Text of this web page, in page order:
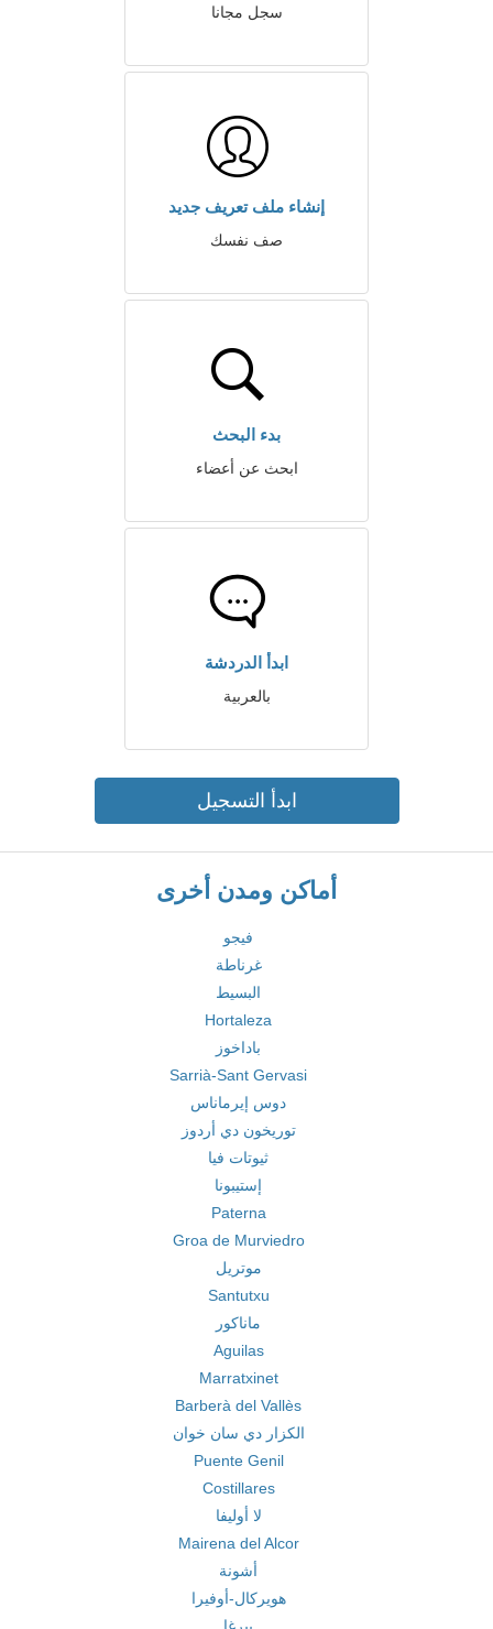
سجل مجانا
إنشاء ملف تعريف جديد
صف نفسك
بدء البحث
ابحث عن أعضاء
ابدأ الدردشة
بالعربية
ابدأ التسجيل
أماكن ومدن أخرى
فيجو
غرناطة
البسيط
Hortaleza
باداخوز
Sarrià-Sant Gervasi
دوس إيرماناس
توريخون دي أردوز
ثيوتات فيا
إستيبونا
Paterna
Groa de Murviedro
موتريل
Santutxu
ماناكور
Aguilas
Marratxinet
Barberà del Vallès
الكزار دي سان خوان
Puente Genil
Costillares
لا أوليفا
Mairena del Alcor
أشونة
هويركال-أوفيرا